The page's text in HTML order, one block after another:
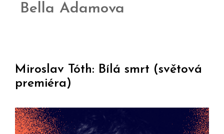
Bella Adamova
Miroslav Tóth: Bílá smrt (světová
premiéra)